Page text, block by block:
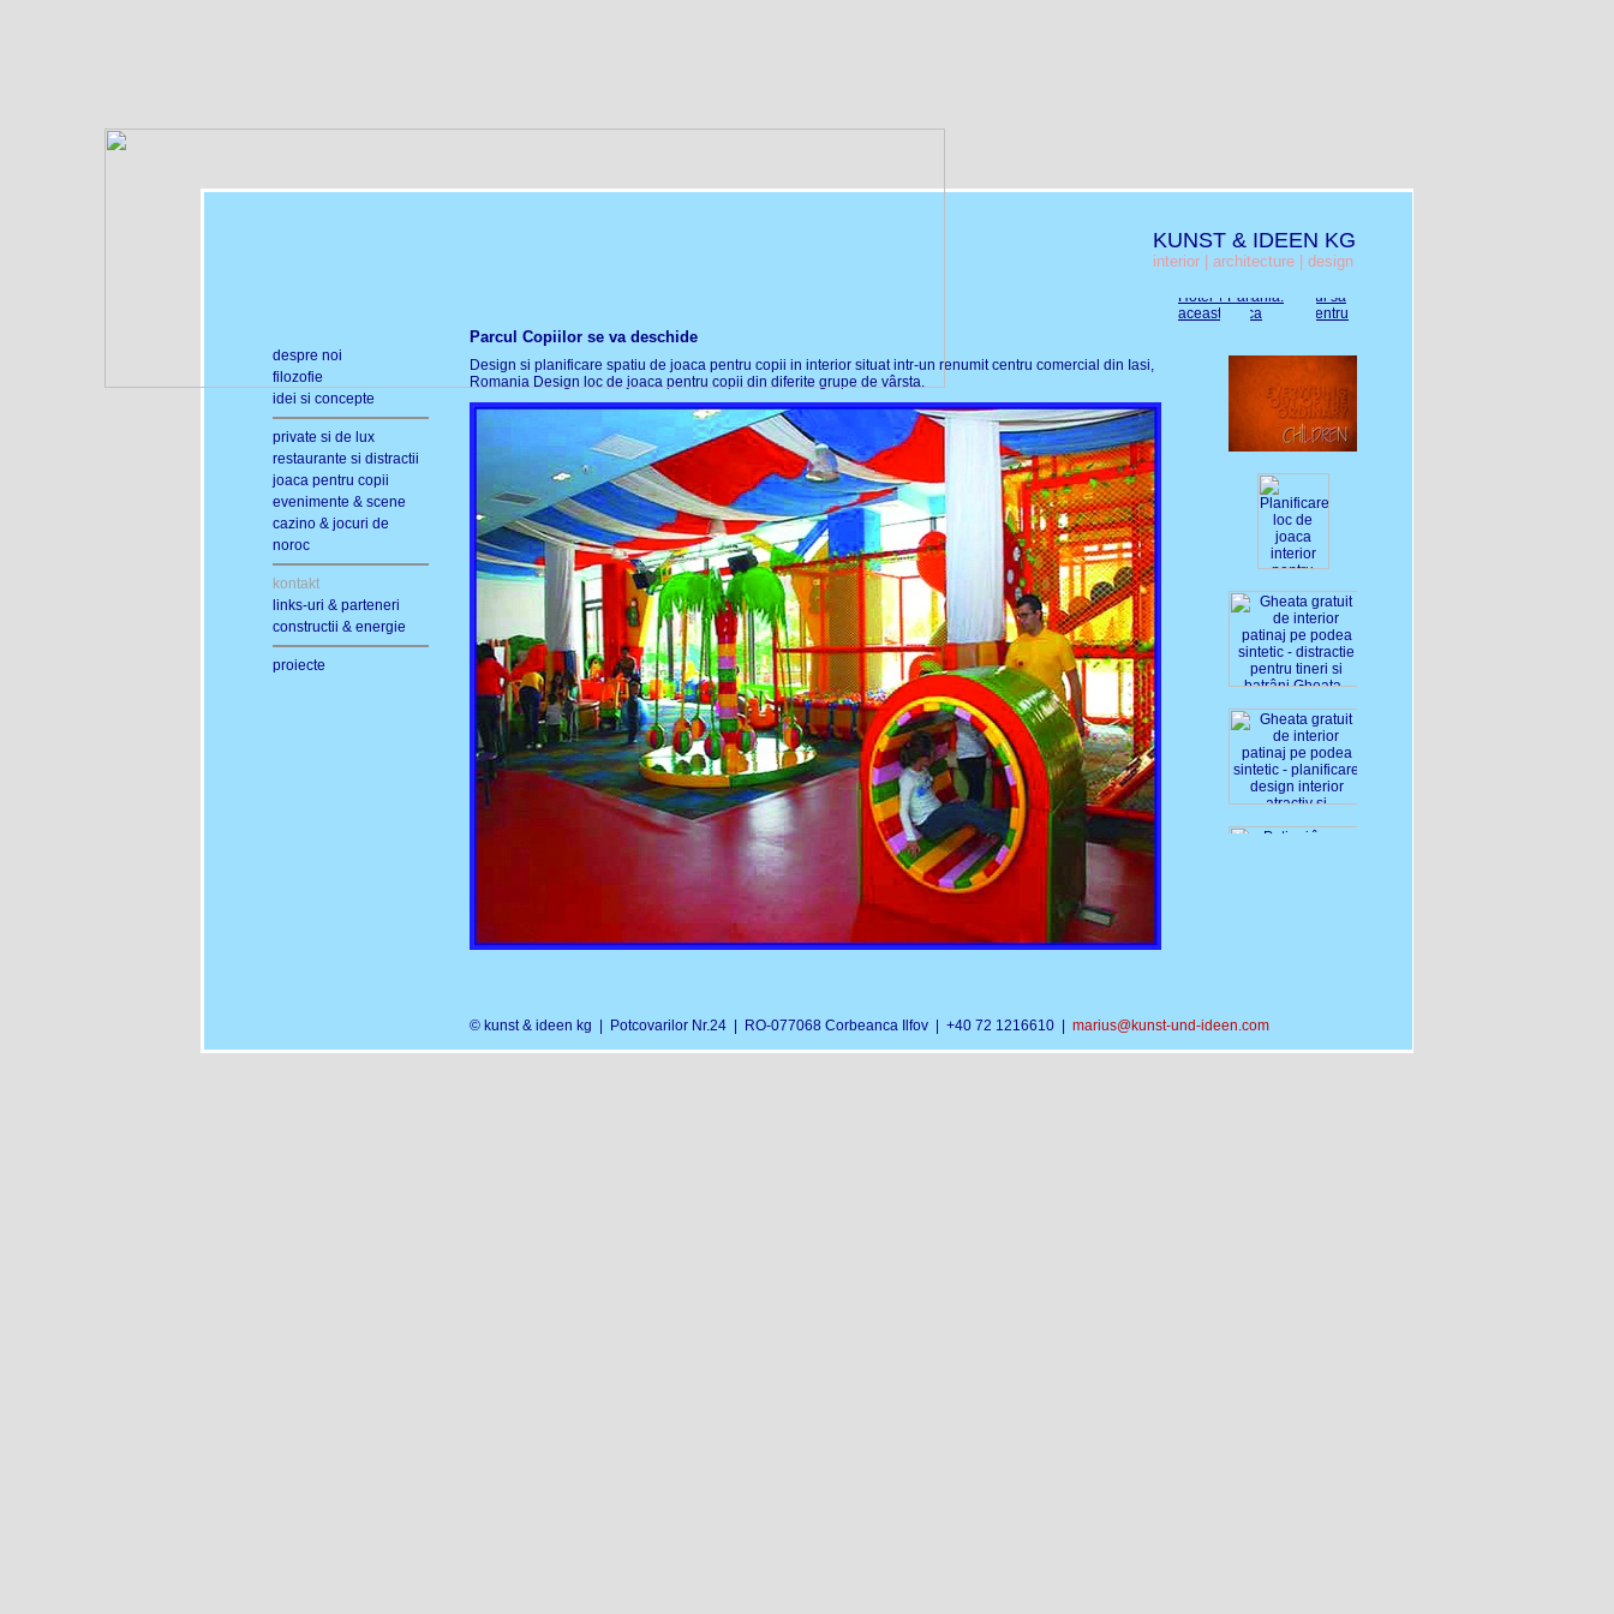
Parcul Copiilor se va deschide
Design si planificare spatiu de joaca pentru copii in interior situat intr-un renumit centru comercial din Iasi,
Romania Design loc de joaca pentru copii din diferite grupe de vârsta.
KUNST & IDEEN KG
interior | architecture | design
despre noi
filozofie
idei si concepte
private si de lux
restaurante si distractii
joaca pentru copii
evenimente & scene
cazino & jocuri de
noroc
kontakt
links-uri & parteneri
constructii & energie
proiecte
© kunst & ideen kg | Potcovarilor Nr.24 | RO-077068 Corbeanca Ilfov | +40 72 1216610 | marius@kunst-und-ideen.com